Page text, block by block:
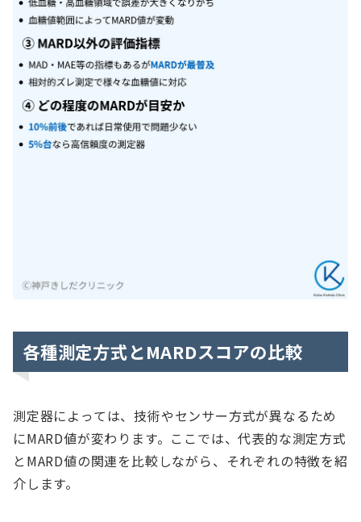
各種測定方式とMARDスコアの比較
測定器によっては、技術やセンサー方式が異なるため
にMARD値が変わります。ここでは、代表的な測定方式
とMARD値の関連を比較しながら、それぞれの特徴を紹
介します。